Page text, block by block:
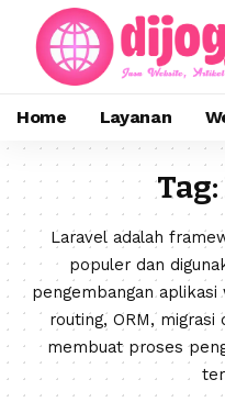
Home Layanan
Tag:
Laravel adalah
populer dan
pengembangan
routing, ORM, migrasi
membuat proses